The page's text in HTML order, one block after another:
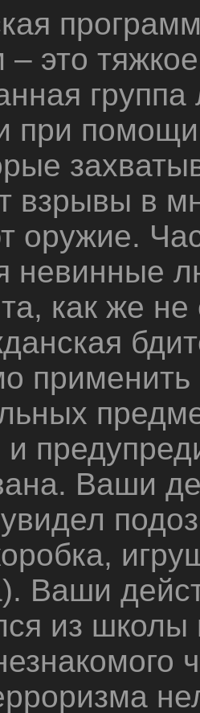
это
при
взрывы в
оружие.
невинные
как же не
и
Ваши
Ваши
из школы